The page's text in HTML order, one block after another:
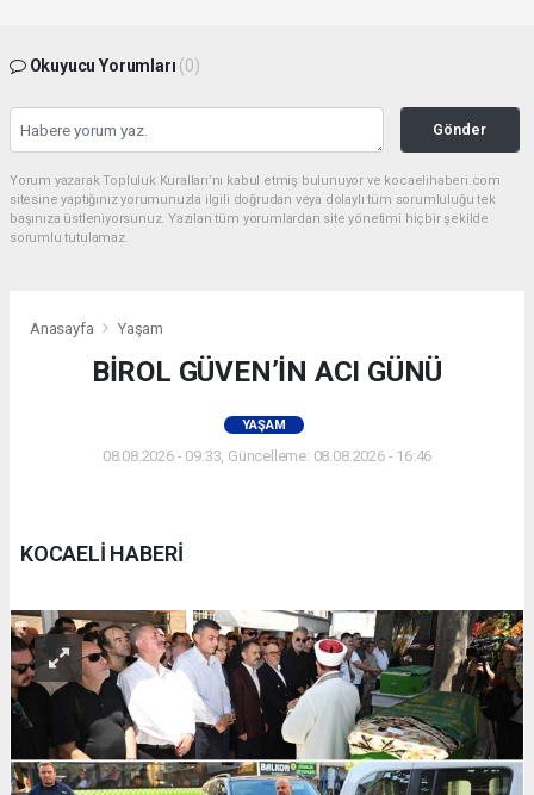
Okuyucu Yorumları (0)
Gönder
Yorum yazarak Topluluk Kuralları’nı kabul etmiş bulunuyor ve kocaelihaberi.com
sitesine yaptığınız yorumunuzla ilgili doğrudan veya dolaylı tüm sorumluluğu tek
başınıza üstleniyorsunuz. Yazılan tüm yorumlardan site yönetimi hiçbir şekilde
sorumlu tutulamaz.
Anasayfa Yaşam
BİROL GÜVEN’İN ACI GÜNÜ
YAŞAM
08.08.2026 - 09:33, Güncelleme: 08.08.2026 - 16:46
KOCAELİ HABERİ